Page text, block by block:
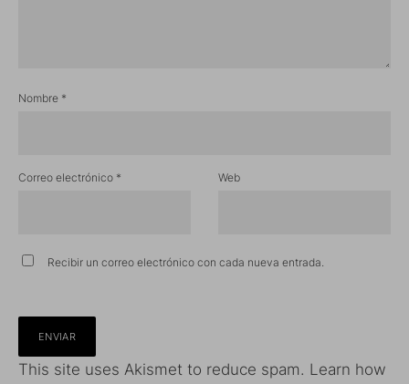
Nombre *
Correo electrónico * Web
Recibir un correo electrónico con cada nueva entrada.
This site uses Akismet to reduce spam. Learn how